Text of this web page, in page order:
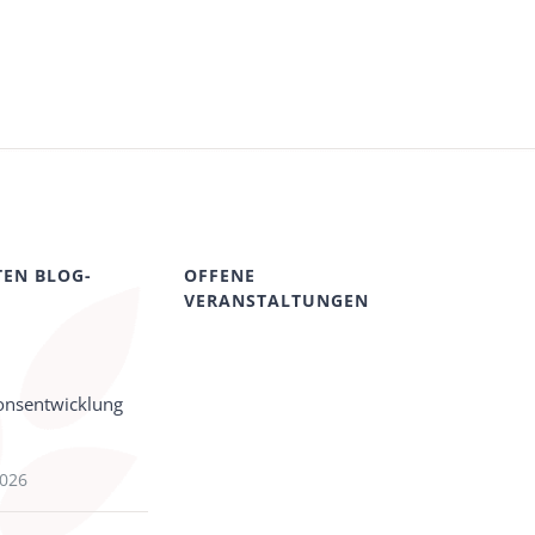
BLOG-
OFFENE
VERANSTALTUNGEN